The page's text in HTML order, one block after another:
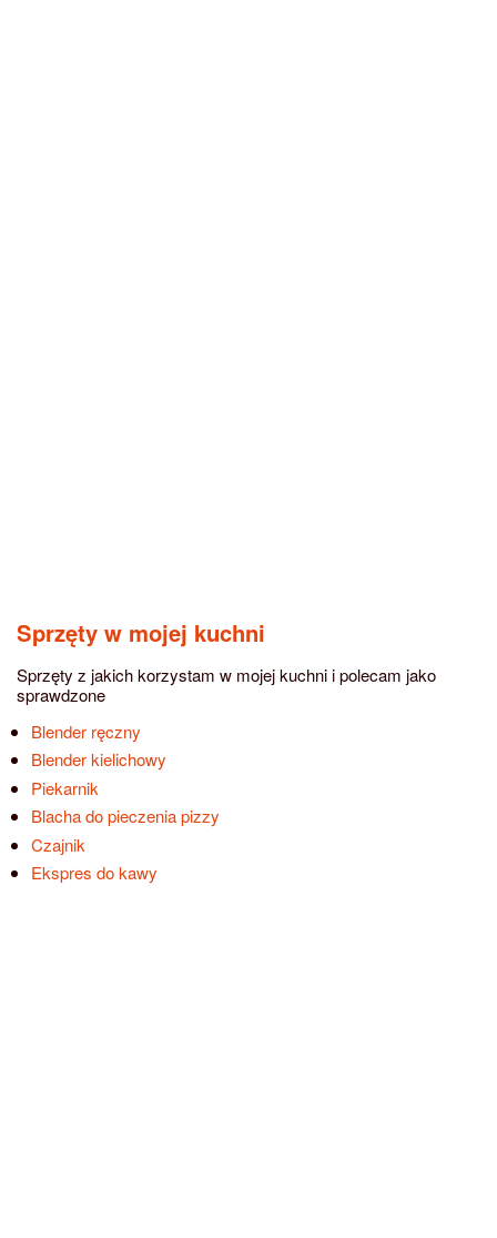
Sprzęty w mojej kuchni
Sprzęty z jakich korzystam w mojej kuchni i polecam jako
sprawdzone
Blender ręczny
Blender kielichowy
Piekarnik
Blacha do pieczenia pizzy
Czajnik
Ekspres do kawy